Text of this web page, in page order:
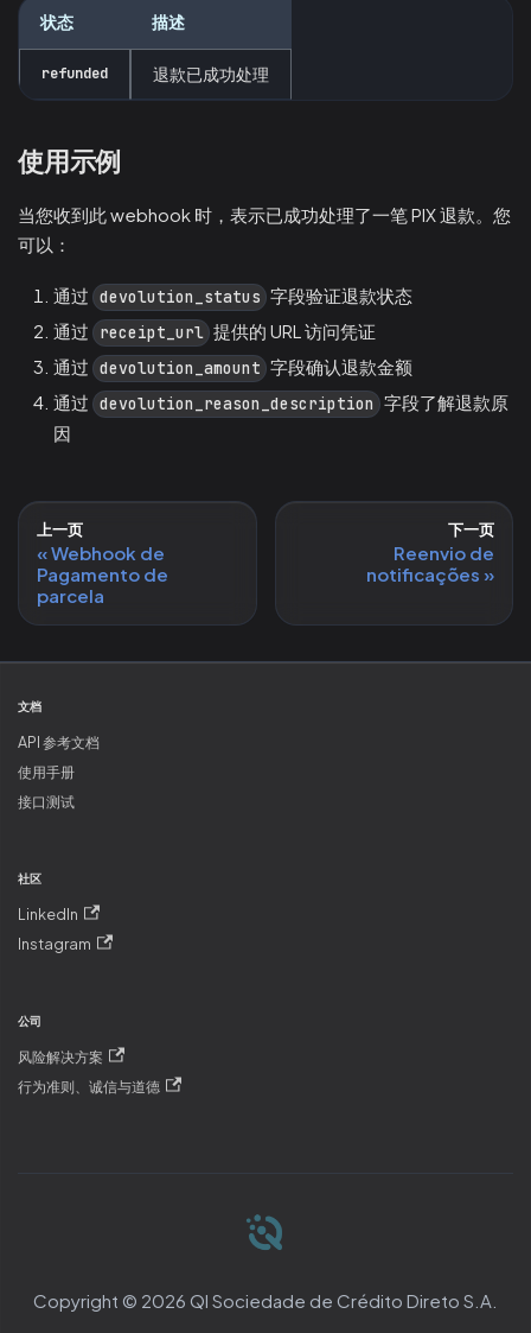
状态 描述
refunded 退款已成功处理
使用示例
当您收到此 webhook 时，表示已成功处理了一笔 PIX 退款。您
可以：
通过 devolution_status 字段验证退款状态
通过
receipt_url 提供的 URL 访问凭证
通过 devolution_amount 字段确认退款金额
通过 devolution_reason_description 字段了解退款原
因
上一页
Webhook de
Pagamento de
parcela
下一页
Reenvio de
notificações
文档
API 参考文档
使用手册
接口测试
社区
LinkedIn
Instagram
公司
风险解决方案
行为准则、诚信与道德
Copyright © 2026 QI Sociedade de Crédito Direto S.A.